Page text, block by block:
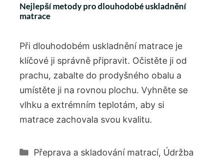
Nejlepší metody pro dlouhodobé uskladnění
matrace
Při dlouhodobém uskladnění matrace je
klíčové ji správně připravit. Očistěte ji od
prachu, zabalte do prodyšného obalu a
umístěte ji na rovnou plochu. Vyhněte se
vlhku a extrémním teplotám, aby si
matrace zachovala svou kvalitu.
Rubriky
Přeprava a skladování matrací, Údržba